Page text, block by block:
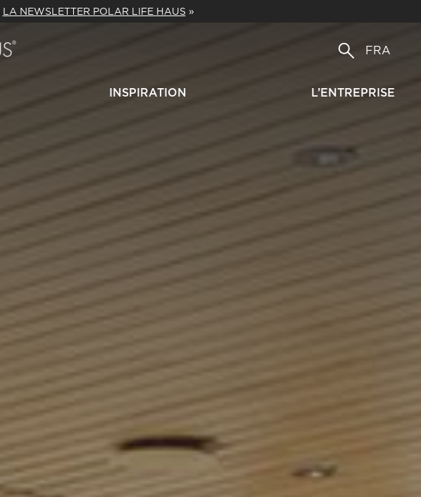
LA NEWSLETTER POLAR LIFE HAUS »
FRA
INSPIRATION L’ENTREPRISE